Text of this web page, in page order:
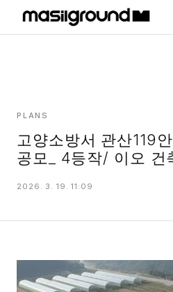
PROJECTS
MASILWIDE
PLANS
고양소방서 관산119
공모_ 4등작/ 이오 건
2026. 3. 19. 11:09